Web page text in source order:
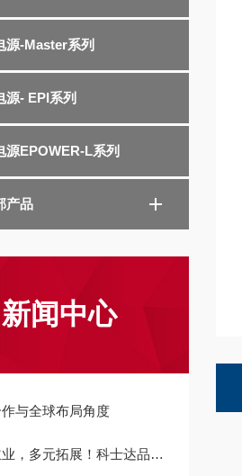
源-Master系列
源- EPI系列
源EPOWER-L系列
产品
新闻中心
与全球布局角度
多元拓展！科士达品牌价值突破百